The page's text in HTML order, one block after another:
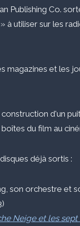
Publishing Co.
à utiliser sur les
magazines et les
d'un
du film au
déjà sortis :
son orchestre et
Neige et les sept